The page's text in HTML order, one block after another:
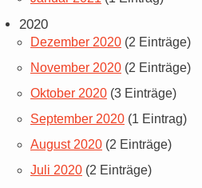
2020
Dezember 2020 (2 Einträge)
November 2020 (2 Einträge)
Oktober 2020 (3 Einträge)
September 2020 (1 Eintrag)
August 2020 (2 Einträge)
Juli 2020 (2 Einträge)